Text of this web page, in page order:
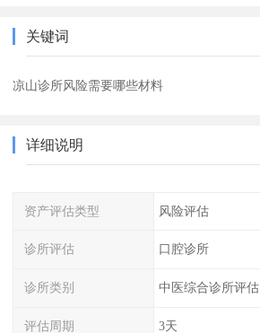
关键词
凉山诊所风险需要哪些材料
详细说明
资产评估类型 风险评估
诊所评估 口腔诊所
诊所类别 中医综合诊所评估
评估周期 3天